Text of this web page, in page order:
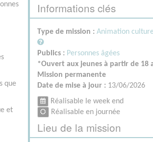
que
et
Informations clés
Type de mission : Animation
Publics : Personnes âgées
*Ouvert aux jeunes à partir de 18
Mission permanente
Date de mise à jour : 13/06/2026
Réalisable le week end
Réalisable en journée
Lieu de la mission